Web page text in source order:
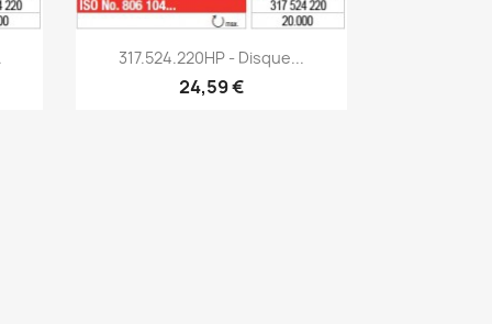
Aperçu rapide
317.524.220HP - Disque...
24,59 €